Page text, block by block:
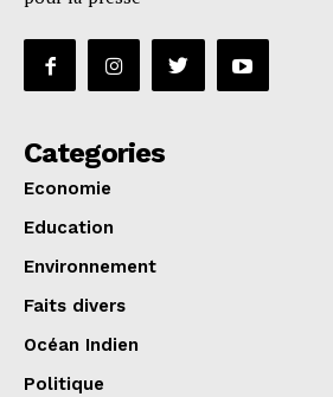
Categories
Economie
Education
Environnement
Faits divers
Océan Indien
Politique